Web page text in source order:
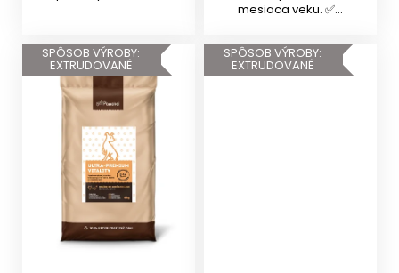
mesiaca veku. ✅...
SPÔSOB VÝROBY:
EXTRUDOVANÉ
SPÔSOB VÝROBY:
EXTRUDOVANÉ